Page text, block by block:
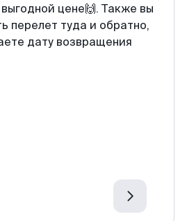
цене🙌. Также вы
перелет туда и обратно,
дату возвращения